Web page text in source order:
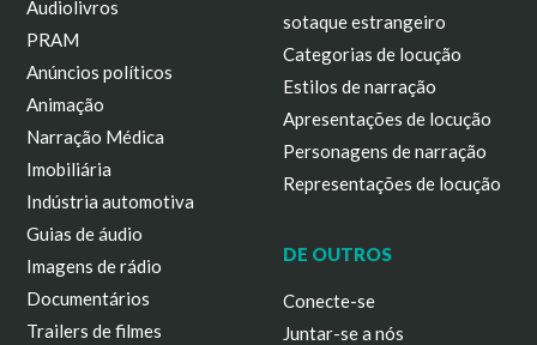
Audiolivros
PRAM
Anúncios políticos
Animação
Narração Médica
Imobiliária
Indústria automotiva
Guias de áudio
Imagens de rádio
Documentários
Trailers de filmes
sotaque estrangeiro
Categorias de locução
Estilos de narração
Apresentações de locução
Personagens de narração
Representações de locução
DE OUTROS
Conecte-se
Juntar-se a nós